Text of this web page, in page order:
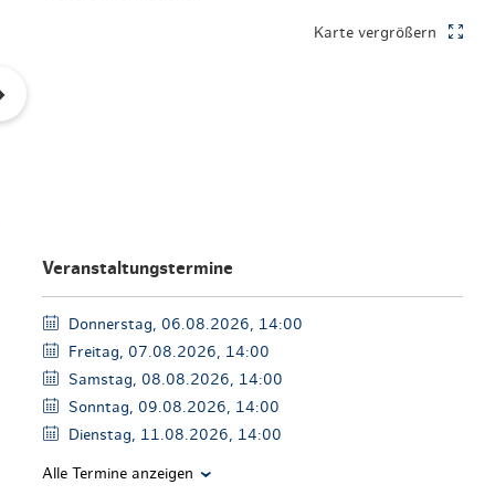
& Lifestyle
shoppen
essen & trinken
Karte vergrößern
Veranstaltungstermine
Donnerstag, 06.08.2026, 14:00
Freitag, 07.08.2026, 14:00
Samstag, 08.08.2026, 14:00
Sonntag, 09.08.2026, 14:00
Dienstag, 11.08.2026, 14:00
Alle Termine anzeigen